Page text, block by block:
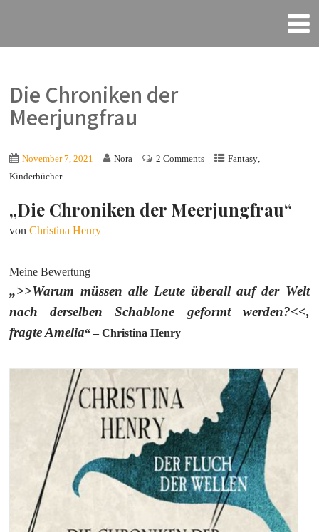
Die Chroniken der
Meerjungfrau
November 7, 2021 Nora 2 Comments Fantasy
Kinderbücher
„Die Chroniken der Meerjungfrau“
vonChristina Henry
Meine Bewertung
„>>Warum müssen alle Leute überall auf der Welt
nach derselben Schablone geformt werden?<<,
fragte Amelia“ – Christina Henry